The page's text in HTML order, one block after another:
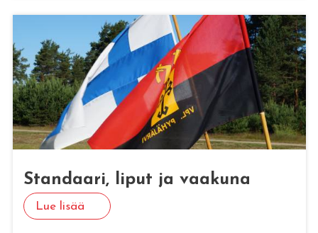
Stan­daa­ri, liput ja vaa­ku­na
Lue lisää